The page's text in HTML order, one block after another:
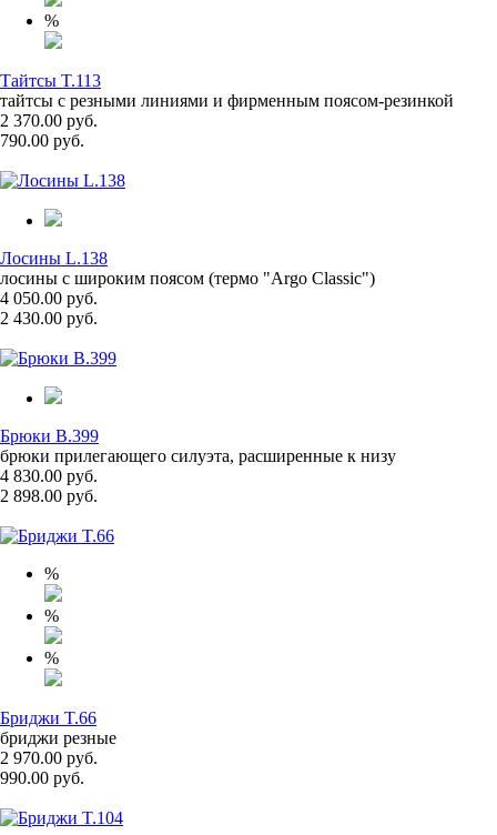
%
Тайтсы T.113
тайтсы с резными линиями и фирменным поясом-резинкой
2 370.00 руб.
790.00 руб.
Лосины L.138
лосины с широким поясом (термо "Argo Classic")
4 050.00 руб.
2 430.00 руб.
Брюки B.399
брюки прилегающего силуэта, расширенные к низу
4 830.00 руб.
2 898.00 руб.
%
%
%
Бриджи T.66
бриджи резные
2 970.00 руб.
990.00 руб.